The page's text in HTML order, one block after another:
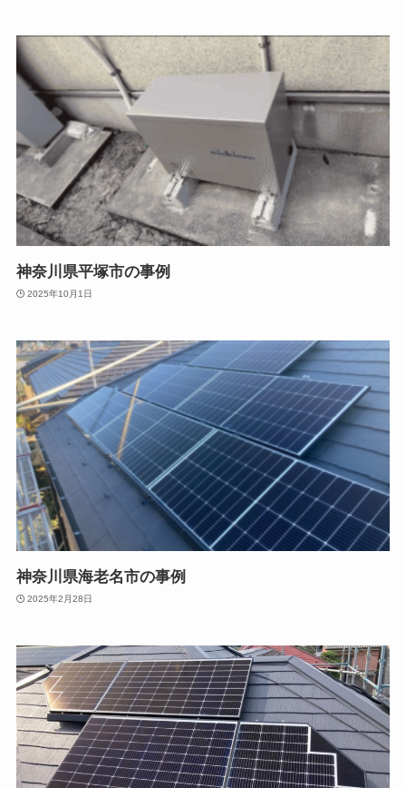
神奈川県平塚市の事例
2025年10月1日
神奈川県海老名市の事例
2025年2月28日